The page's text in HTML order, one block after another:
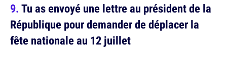
Tu as envoyé une lettre au président de la
République pour demander de déplacer la
fête nationale au 12 juillet